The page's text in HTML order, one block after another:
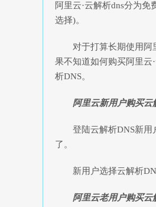
阿里云·云解析dns分为
选择)。
对于打算长期使用阿里
果不知道如何购买阿里云
析DNS。
阿里云新用户购买云
登陆云解析DNS新用户
了。
新用户选择云解析DNS
阿里云老用户购买云